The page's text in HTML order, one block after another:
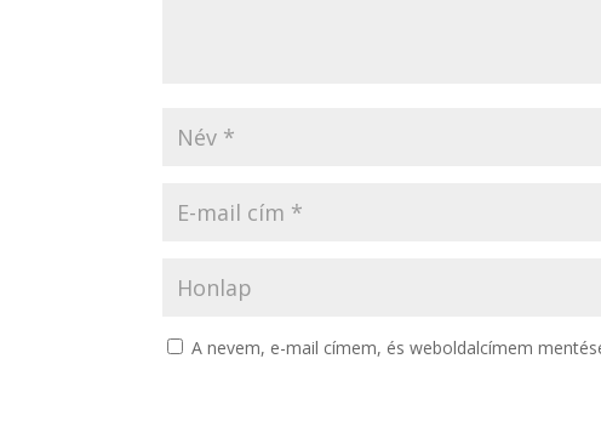
A nevem, e-mail címem, és weboldalcímem